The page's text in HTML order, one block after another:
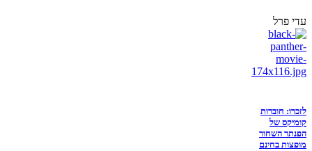
עדי פרל
לזכרו: חוברות
קומיקס של
הפנתר השחור
מופצות בחינם